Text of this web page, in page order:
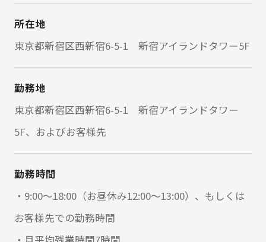
所在地
東京都新宿区西新宿6-5-1 新宿アイランドタワー5F
勤務地
東京都新宿区西新宿6-5-1 新宿アイランドタワー
5F、およびお客様先
勤務時間
・9:00～18:00（お昼休み12:00～13:00）、もしくは
お客様先での勤務時間